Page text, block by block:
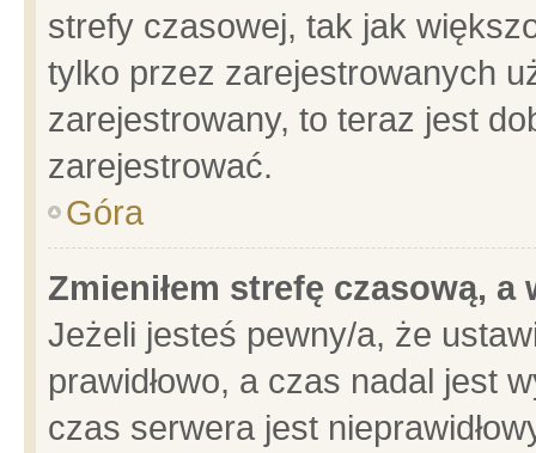
strefy czasowej, tak jak
tylko przez zarejestrowanych
zarejestrowany, to teraz jest
zarejestrować.
Góra
Zmieniłem strefę czasową,
Jeżeli jesteś pewny/a, że
prawidłowo, a czas nadal jest
czas serwera jest